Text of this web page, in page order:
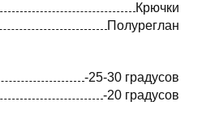
Крючки
Полуреглан
-25-30 градусов
-20 градусов